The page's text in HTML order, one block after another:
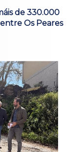
de 330.000
Os Peares